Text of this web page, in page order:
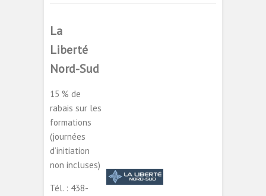
La
Liberté
Nord-Sud
15 % de
rabais sur les
formations
(journées
d’initiation
non incluses)
Tél. : 438-